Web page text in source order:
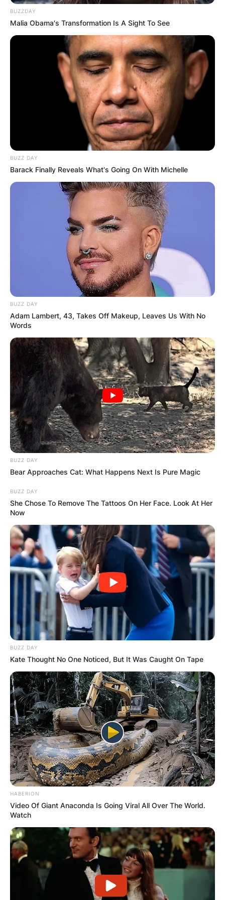
100-годишен јубилеј на црквата
„Св. Петка“ во Црниче
Денеска, со голема гордост и возбуда, се
одбележуваат 100 години од значајниот настан
за нашата заедница. По повод овој голем
Прочитај повеќе
Браќа од Прилеп 11 години,
камен по камен, граделе
величествен храм
Повеќе од една деценија, поточно 11 години
извонредно дело поткрепено со цврста вера.
Прочитај повеќе
КОНТАКТИРАЈ СО НАС:
info@gladiator.mk
ГЛАДИАТОР
За нас
Политика на приватност
ПАРТНЕРИ:
СОЦИЈАЛНИ МРЕЖИ:
facebook
ИЗБЕРИ ЈАЗИК:
BUZZDAY
Malia Obama's Transformation Is A Sight To See
BUZZ DAY
Barack Finally Reveals What's Going On With Michelle
BUZZ DAY
Adam Lambert, 43, Takes Off Makeup, Leaves Us With No
Words
BUZZ DAY
Bear Approaches Cat: What Happens Next Is Pure Magic
BUZZ DAY
She Chose To Remove The Tattoos On Her Face. Look At Her
Now
BUZZ DAY
Kate Thought No One Noticed, But It Was Caught On Tape
HABERION
Video Of Giant Anaconda Is Going Viral All Over The World.
Watch